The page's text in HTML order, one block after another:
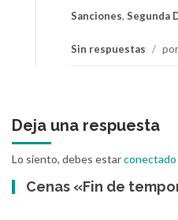
Sanciones, Segunda
Sin respuestas / por
Deja una respuesta
Lo siento, debes estarconectado
Cenas «Fin de